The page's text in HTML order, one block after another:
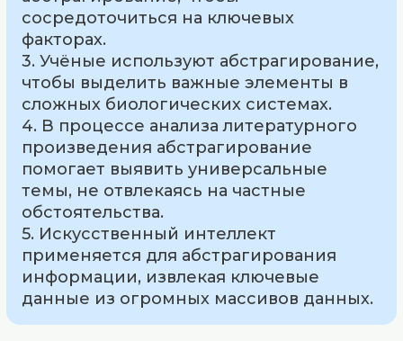
сосредоточиться на ключевых
факторах.
3. Учёные используют абстрагирование,
чтобы выделить важные элементы в
сложных биологических системах.
4. В процессе анализа литературного
произведения абстрагирование
помогает выявить универсальные
темы, не отвлекаясь на частные
обстоятельства.
5. Искусственный интеллект
применяется для абстрагирования
информации, извлекая ключевые
данные из огромных массивов данных.